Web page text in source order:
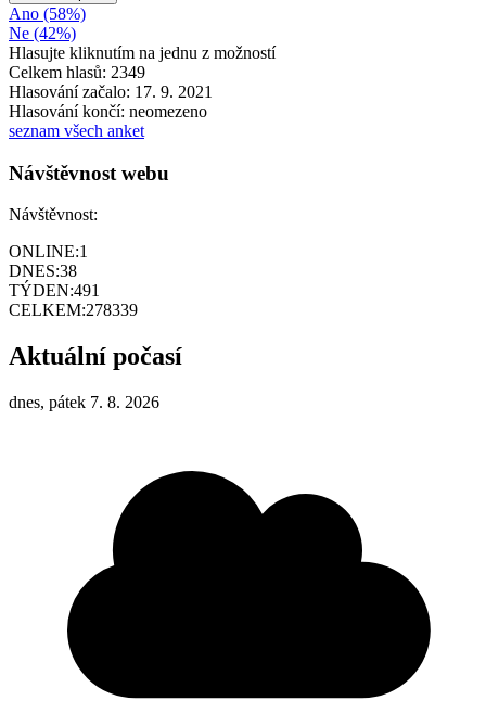
Ano (58%)
Ne (42%)
Hlasujte kliknutím na jednu z možností
Celkem hlasů: 2349
Hlasování začalo: 17. 9. 2021
Hlasování končí: neomezeno
seznam všech anket
Návštěvnost webu
Návštěvnost:
ONLINE:1
DNES:38
TÝDEN:491
CELKEM:278339
Aktuální počasí
dnes, pátek 7. 8. 2026